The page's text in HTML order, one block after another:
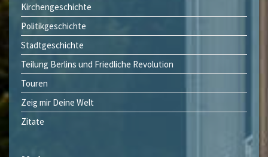
Kirchengeschichte
Politikgeschichte
Stadtgeschichte
Teilung Berlins und Friedliche Revolution
Touren
Zeig mir Deine Welt
Zitate